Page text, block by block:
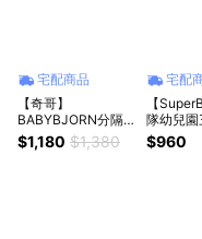
宅配商品
【奇哥】
BABYBJORN分隔餐
盤餐具 4件組 (4色
選擇)｜寶寶禮盒、
$1,180 $1,380
宅配
【
隊幼兒園
(附匙.附
$960